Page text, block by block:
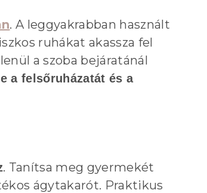
. A leggyakrabban használt
ruhákat akassza fel
a szoba bejáratánál
a felsőruházatát és a
. Tanítsa meg gyermekét
ágytakarót. Praktikus